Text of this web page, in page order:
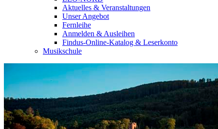
Aktuelles & Veranstaltungen
Unser Angebot
Fernleihe
Anmelden & Ausleihen
Findus-Online-Katalog & Leserkonto
Musikschule